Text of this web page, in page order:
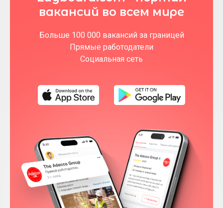
вакансий во всем мире
Больше 100 000 вакансий за границей
Прямые работодатели
Социальная сеть